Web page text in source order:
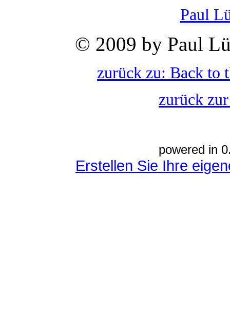
Paul
© 2009 by Paul
zurück zu: Back to
zurück
powered in
Erstellen Sie Ihre